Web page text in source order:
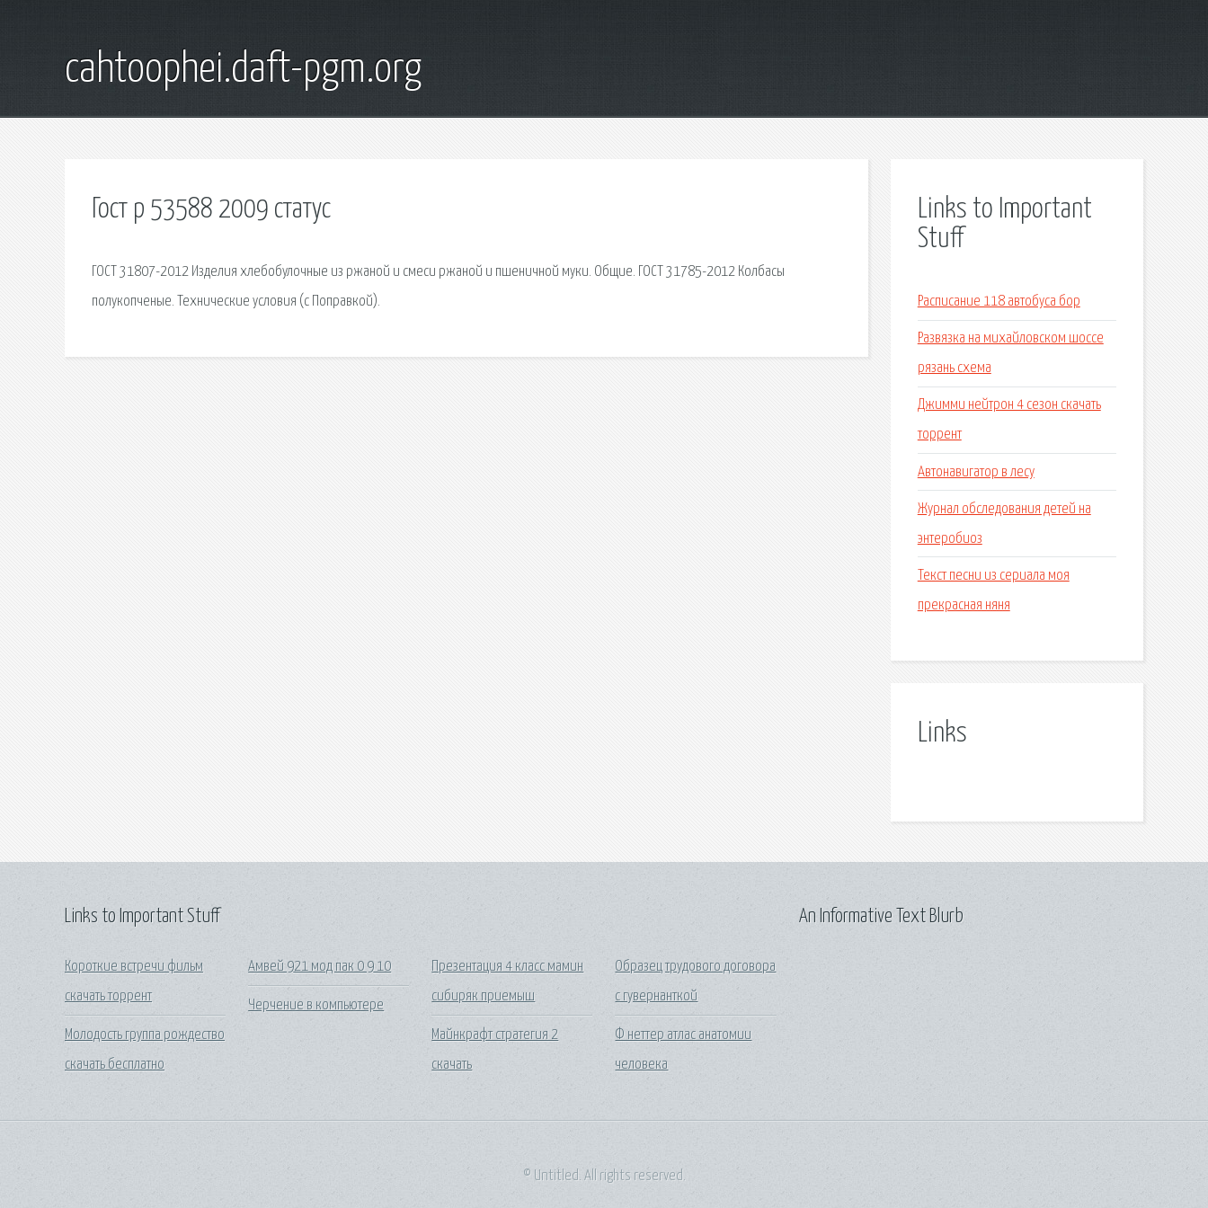
cahtoophei.daft-pgm.org
Гост р 53588 2009 статус
ГОСТ 31807-2012 Изделия хлебобулочные из ржаной и смеси ржаной и пшеничной муки. Общие. ГОСТ 31785-2012 Колбасы
полукопченые. Технические условия (с Поправкой).
Links to Important
Stuff
Расписание 118 автобуса бор
Развязка на михайловском шоссе
рязань схема
Джимми нейтрон 4 сезон скачать
торрент
Автонавигатор в лесу
Журнал обследования детей на
энтеробиоз
Текст песни из сериала моя
прекрасная няня
Links
Links to Important Stuff
Короткие встречи фильм
скачать торрент
Молодость группа рождество
скачать бесплатно
Амвей 921 мод пак 0 9 10
Черчение в компьютере
Презентация 4 класс мамин
сибиряк приемыш
Майнкрафт стратегия 2
скачать
Образец трудового договора
с гувернанткой
Ф неттер атлас анатомии
человека
An Informative Text Blurb
© Untitled. All rights reserved.